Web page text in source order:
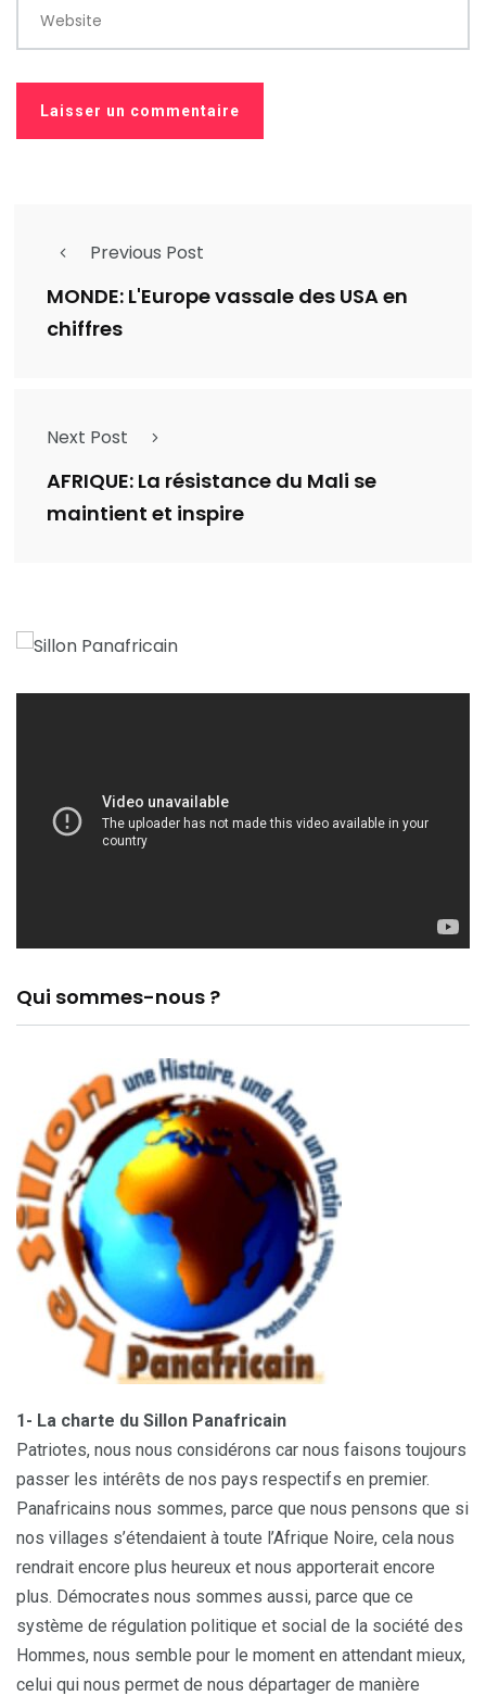
Website
Previous Post
MONDE: L'Europe vassale des USA en
chiffres
Next Post
AFRIQUE: La résistance du Mali se
maintient et inspire
Qui sommes-nous ?
1- La charte du Sillon Panafricain
Patriotes, nous nous considérons car nous faisons toujours
passer les intérêts de nos pays respectifs en premier.
Panafricains nous sommes, parce que nous pensons que si
nos villages s’étendaient à toute l’Afrique Noire, cela nous
rendrait encore plus heureux et nous apporterait encore
plus. Démocrates nous sommes aussi, parce que ce
système de régulation politique et social de la société des
Hommes, nous semble pour le moment en attendant mieux,
celui qui nous permet de nous départager de manière